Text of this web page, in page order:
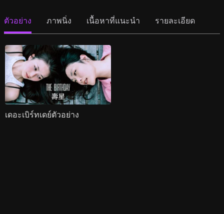
ตัวอย่าง ภาพนิ่ง เนื้อหาที่แนะนำ รายละเอียด
เดอะเบิร์ทเดย์ตัวอย่าง